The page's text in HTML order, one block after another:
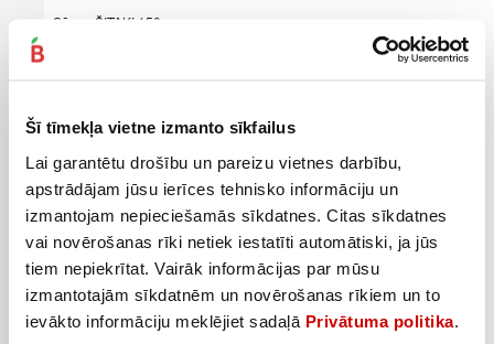
Šī tīmekļa vietne izmanto sīkfailus
Lai garantētu drošību un pareizu vietnes darbību,
apstrādājam jūsu ierīces tehnisko informāciju un
izmantojam nepieciešamās sīkdatnes. Citas sīkdatnes
vai novērošanas rīki netiek iestatīti automātiski, ja jūs
tiem nepiekrītat. Vairāk informācijas par mūsu
izmantotajām sīkdatnēm un novērošanas rīkiem un to
ievākto informāciju meklējiet sadaļā Privātuma politika
Sēnes ŠITAKI 150g
Pievienot